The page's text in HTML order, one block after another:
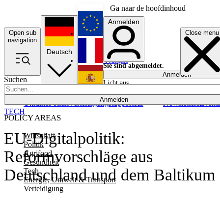
Ga naar de hoofdinhoud
Open sub
navigation
Close menu
Suchen
Anmelden
POLICY AREAS
Wirtschaft
Politik
Agrifood
Gesundheit
Tech
Energie, Umwelt & Transport
Verteidigung
UkrainePolitikVerteidigungRapporteur NewslettersEvents
Deutsch
English
Français
Anmelden
Sie sind abgemeldet.
Anmelden
Licht aus
EU-Digitalpolitik:
Reformvorschläge aus
Deutschland und dem Baltikum
TECH